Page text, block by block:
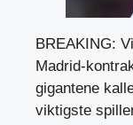
BREAKING:
Madrid-
gigantene
viktigste